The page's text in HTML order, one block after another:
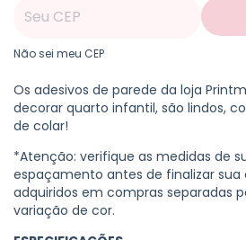
Não sei meu CEP
Os adesivos de parede da loja
decorar quarto infantil, são lindos,
de colar!
*Atenção: verifique as medidas de
espaçamento antes de finalizar sua
adquiridos em compras separadas
variação de cor.